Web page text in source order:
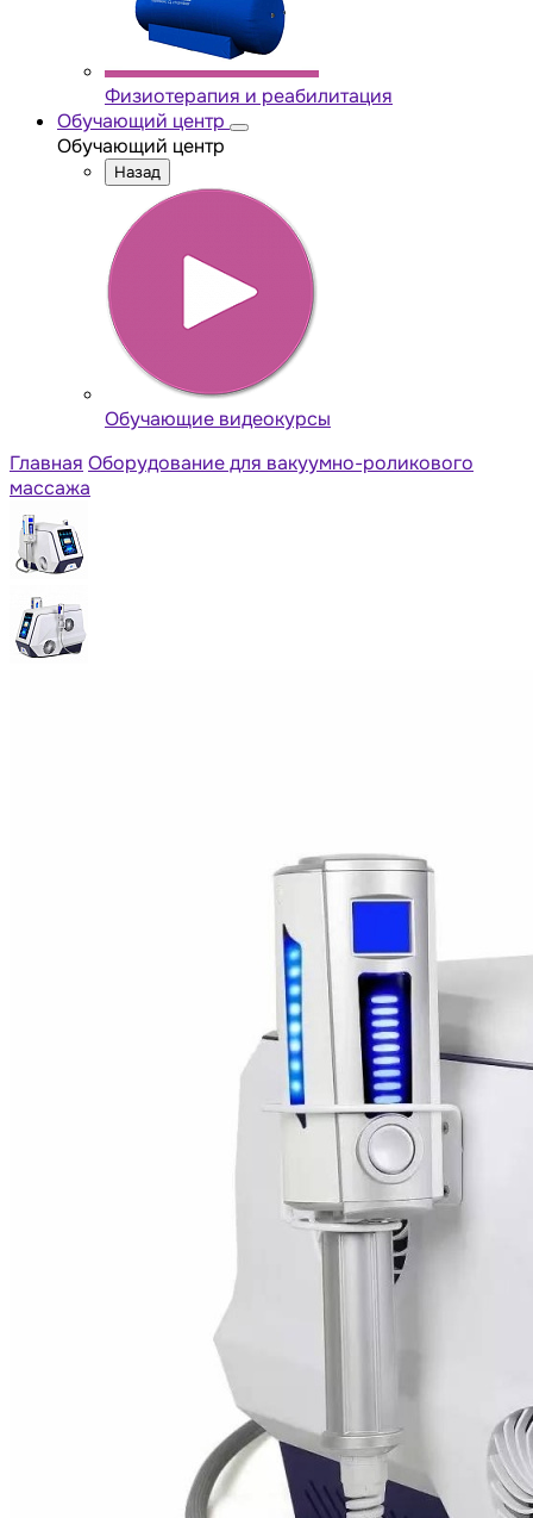
Физиотерапия и реабилитация
Обучающий центр
Обучающий центр
Назад
Обучающие видеокурсы
Главная Оборудование для вакуумно-роликового
массажа